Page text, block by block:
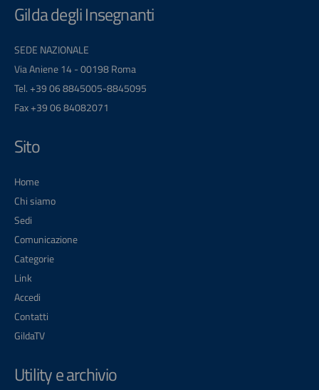
Gilda degli Insegnanti
SEDE NAZIONALE
Via Aniene 14 - 00198 Roma
Tel. +39 06 8845005-8845095
Fax +39 06 84082071
Sito
Home
Chi siamo
Sedi
Comunicazione
Categorie
Link
Accedi
Contatti
GildaTV
Utility e archivio